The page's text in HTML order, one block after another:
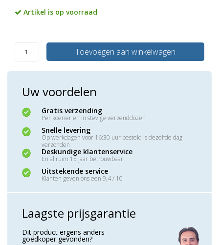
Artikel is op voorraad
Toevoegen aan winkelwagen
Uw voordelen
Gratis verzending
Per koerier en in stevige verzenddozen
Snelle levering
Op werkdagen voor 16:30 uur besteld is dezelfde dag
verzonden
Deskundige klantenservice
En al ruim 15 jaar betrouwbaar
Uitstekende service
Klanten geven ons een 9,4 / 10
Laagste prijsgarantie
Dit product ergens anders
goedkoper gevonden?